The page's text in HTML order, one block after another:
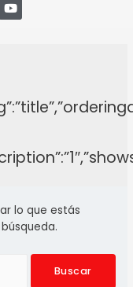
lo que estás